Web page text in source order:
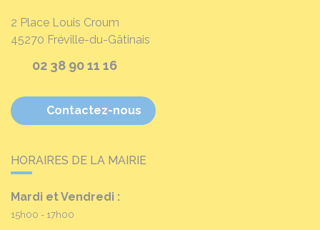
2 Place Louis Croum
45270 Fréville-du-Gâtinais
02 38 90 11 16
Contactez-nous
HORAIRES DE LA MAIRIE
Mardi et Vendredi :
15h00 - 17h00